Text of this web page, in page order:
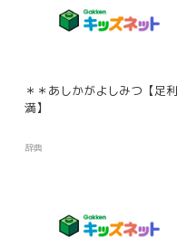
＊＊あしかがよしみつ【足
満】
辞典